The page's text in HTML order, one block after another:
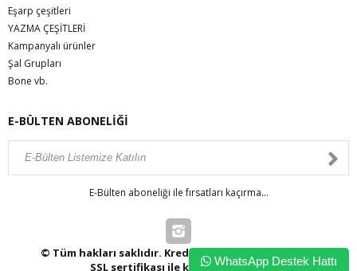
Eşarp çeşitleri
YAZMA ÇEŞİTLERİ
Kampanyalı ürünler
Şal Grupları
Bone vb.
E-BÜLTEN ABONELİĞİ
E-Bülten aboneliği ile fırsatları kaçırma...
© Tüm hakları saklıdır. Kredi kartı bilgileriniz 256bit
SSL sertifikası ile korunmaktadır.WhatsApp Destek Hattı